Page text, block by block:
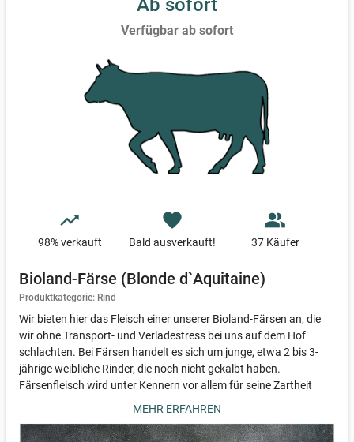
Verfügbar ab sofort
trending_up
98% verkauft
favorite
Bald ausverkauft!
people_alt
37 Käufer
Bioland-Färse (Blonde d`Aquitaine)
Produktkategorie: Rind
Wir bieten hier das Fleisch einer unserer Bioland-Färsen an, die
wir ohne Transport- und Verladestress bei uns auf dem Hof
schlachten. Bei Färsen handelt es sich um junge, etwa 2 bis 3-
jährige weibliche Rinder, die noch nicht gekalbt haben.
Färsenfleisch wird unter Kennern vor allem für seine Zartheit
Das in Verbindung mit dem artgerechten Grasfutter, der vielen
MEHR ERFAHREN